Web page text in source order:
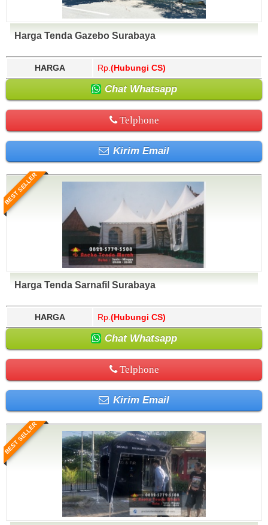
Harga Tenda Gazebo Surabaya
HARGA Rp. (Hubungi CS)
Chat Whatsapp
Telphone
Kirim Email
BEST SELLER
Harga Tenda Sarnafil Surabaya
HARGA Rp. (Hubungi CS)
Chat Whatsapp
Telphone
Kirim Email
BEST SELLER